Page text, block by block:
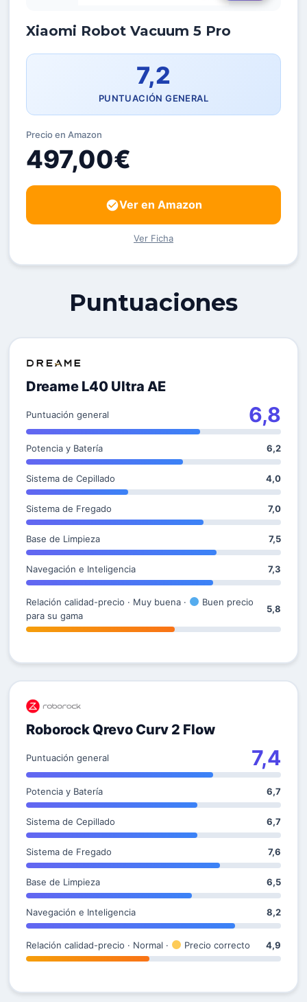
Xiaomi Robot Vacuum 5 Pro
7,2
PUNTUACIÓN GENERAL
Precio en Amazon
497,00€
Ver en Amazon
Ver Ficha
Puntuaciones
Dreame L40 Ultra AE
Puntuación general 6,8
Potencia y Batería 6,2
Sistema de Cepillado 4,0
Sistema de Fregado 7,0
Base de Limpieza 7,5
Navegación e Inteligencia 7,3
Relación calidad-precio · Muy buena ·
Buen precio
para su gama
5,8
Roborock Qrevo Curv 2 Flow
Puntuación general 7,4
Potencia y Batería 6,7
Sistema de Cepillado 6,7
Sistema de Fregado 7,6
Base de Limpieza 6,5
Navegación e Inteligencia 8,2
Relación calidad-precio · Normal · Precio correcto 4,9